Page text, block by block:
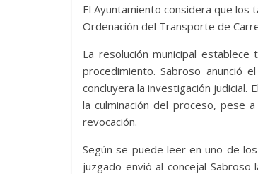
El Ayuntamiento considera que los
Ordenación del Transporte de
La resolución municipal
procedimiento. Sabroso anunció
concluyera la investigación judicial.
la culminación del proceso, pese
revocación.
Según se puede leer en uno de
juzgado envió al concejal